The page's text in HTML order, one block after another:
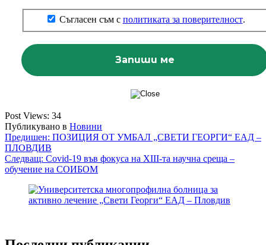
Съгласен съм с политиката за поверителност.
Post Views: 34
Публикувано в Новини
Навигация
Предишен: ПОЗИЦИЯ ОТ УМБАЛ „СВЕТИ ГЕОРГИ“ ЕАД –
ПЛОВДИВ
Следващ: Covid-19 във фокуса на XIII-та научна среща –
обучение на СОИБОМ